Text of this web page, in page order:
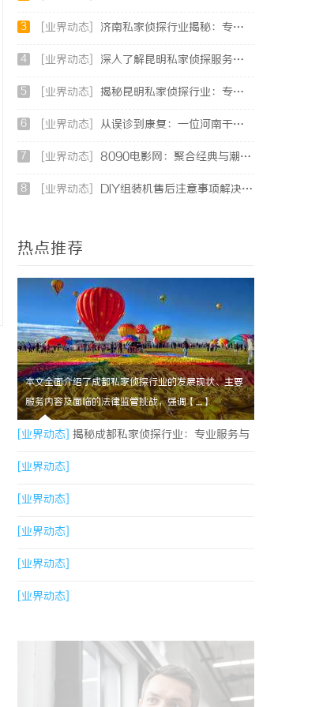
3 [业界动态] 济南私家侦探行业揭秘：专业服务与案件解析全方位指南
4 [业界动态] 深入了解昆明私家侦探服务的重要性与选择指南
5 [业界动态] 揭秘昆明私家侦探行业：专业服务与实际案例分析
6 [业界动态] 从误诊到康复：一位河南干燥综合征患者的艰辛求医路
7 [业界动态] 8090电影网：聚合经典与潮流，打造专属你的观影天堂
8 [业界动态] DIY组装机售后注意事项解决方案
热点推荐
本文全面介绍了成都私家侦探行业的发展现状、主要
服务内容及面临的法律监管挑战，强调【....】
[业界动态] 揭秘成都私家侦探行业：专业服务与
法律边界详解
[业界动态]
[业界动态]
[业界动态]
[业界动态]
[业界动态]